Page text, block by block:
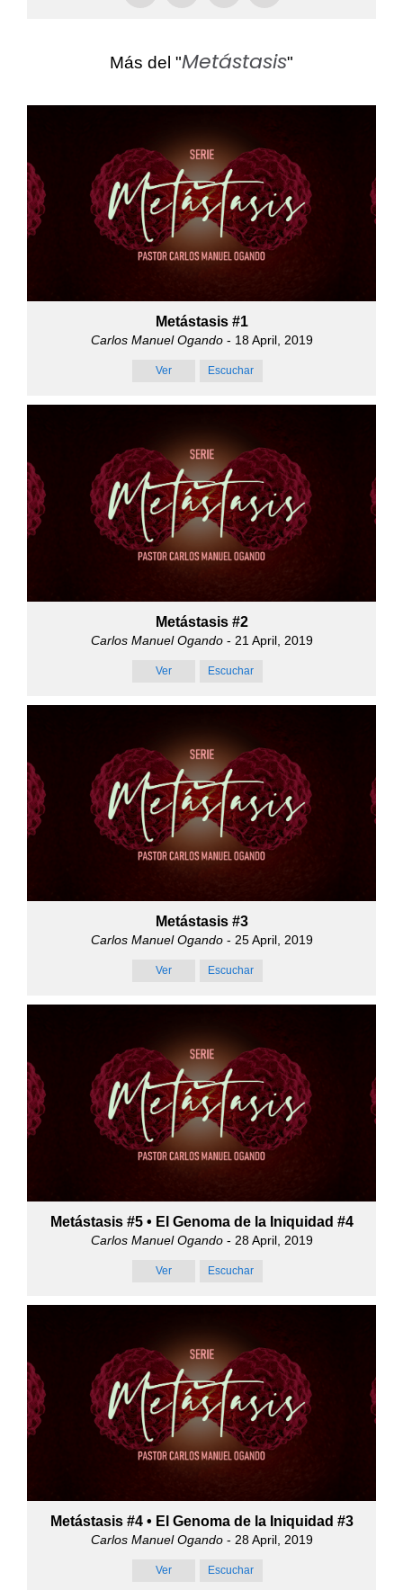
Más del "Metástasis"
Metástasis #1
Carlos Manuel Ogando- 18 April, 2019
Ver Escuchar
Metástasis #2
Carlos Manuel Ogando- 21 April, 2019
Ver Escuchar
Metástasis #3
Carlos Manuel Ogando- 25 April, 2019
Ver Escuchar
Metástasis #5 • El Genoma de la Iniquidad #4
Carlos Manuel Ogando- 28 April, 2019
Ver Escuchar
Metástasis #4 • El Genoma de la Iniquidad #3
Carlos Manuel Ogando- 28 April, 2019
Ver Escuchar